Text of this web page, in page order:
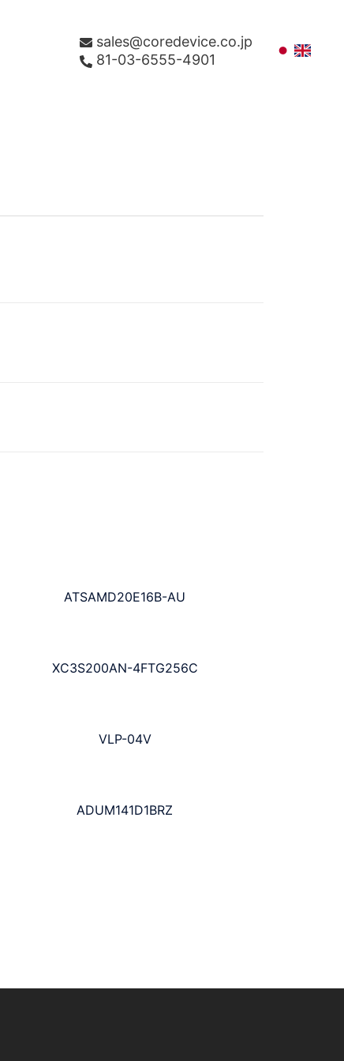
sales@coredevice.co.jp
81-03-6555-4901
ATSAMD20E16B-AU
XC3S200AN-4FTG256C
VLP-04V
ADUM141D1BRZ